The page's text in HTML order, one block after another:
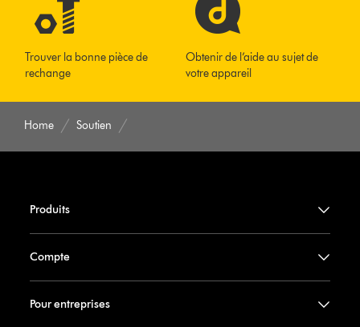
Trouver la bonne pièce de
rechange
Obtenir de l’aide au sujet de
votre appareil
Home Soutien
Produits
Compte
Pour entreprises